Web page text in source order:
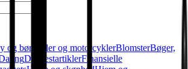
og børn Biler og motorcyklerBlomsterBøger,
Dyr FestartiklerFinansielle